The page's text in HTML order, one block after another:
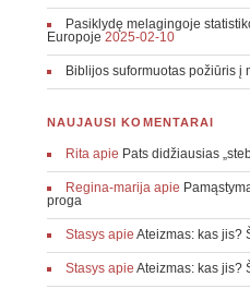
Pasiklydę melagingoje
Europoje 2025-02-10
Biblijos suformuotas požiūris į
NAUJAUSI KOMENTARAI
Ritaapie Pats didžiausias
Regina-marijaapie
proga
Stasysapie Ateizmas: kas jis?
Stasysapie Ateizmas: kas jis?